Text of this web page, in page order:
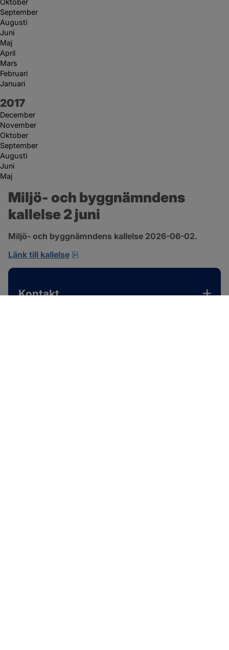
Oktober
September
Augusti
Juni
Maj
April
Mars
Februari
Januari
År:
2017
December
November
Oktober
September
Augusti
Juni
Maj
Miljö- och byggnämndens
kallelse 2 juni
Miljö- och byggnämndens kallelse 2026-06-02.
Länk till kallelse
Kontakt